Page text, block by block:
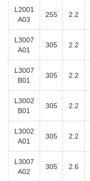
L2001
A03
255 2.2
L3007
A01
305 2.2
L3007
B01
305 2.2
L3002
B01
305 2.2
L3002
A01
305 2.2
L3007
A02
305 2.6